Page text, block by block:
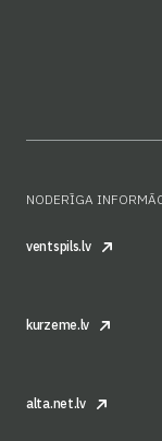
NODERĪGA
ventspils.lv
kurzeme.lv
alta.net.lv